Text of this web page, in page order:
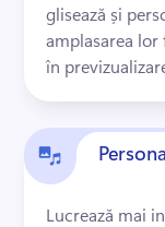
glisează și
amplasarea
în
Lucrează mai